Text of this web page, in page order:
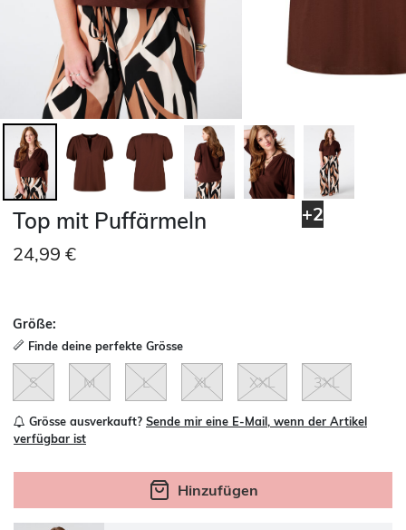
+2
Top mit Puffärmeln
24,99 €
Größe:
Finde deine perfekte Grösse
S M L XL XXL 3XL
Grösse ausverkauft? Sende mir eine E-Mail, wenn der Artikel
verfügbar ist
Hinzufügen